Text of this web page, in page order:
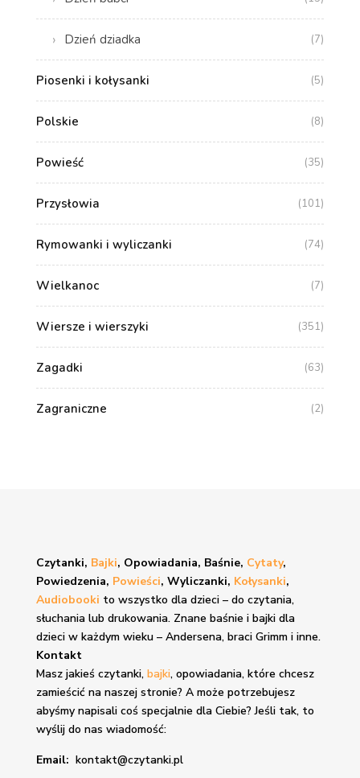
Dzień dziadka (7)
Piosenki i kołysanki (5)
Polskie (8)
Powieść (35)
Przysłowia (101)
Rymowanki i wyliczanki (74)
Wielkanoc (7)
Wiersze i wierszyki (351)
Zagadki (63)
Zagraniczne (2)
Czytanki, Bajki, Opowiadania, Baśnie, Cytaty,
Powiedzenia, Powieści, Wyliczanki, Kołysanki,
Audiobooki to wszystko dla dzieci – do czytania,
słuchania lub drukowania. Znane baśnie i bajkidla
dzieci w każdym wieku – Andersena, braci Grimm i inne.
Kontakt
Masz jakieś czytanki, bajki, opowiadania, które chcesz
zamieścić na naszej stronie? A może potrzebujesz
abyśmy napisali coś specjalnie dla Ciebie? Jeśli tak, to
wyślij do nas wiadomość:
Email: kontakt@czytanki.pl